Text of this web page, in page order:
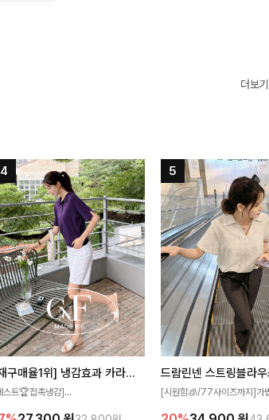
더보기
[재구매율1위] 냉감효과 카라니트
스트🏆접촉냉감]
드람린넨 스트링블라
[시원함🧊/77사이즈까지]가